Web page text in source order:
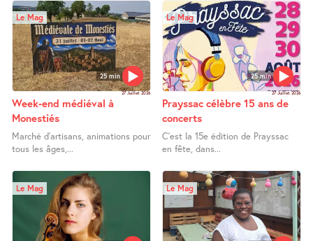
25 min
Le Mag
27 Juillet 2026
Week-end médiéval à
Monestiés
Marché d’artisans, animations pour
tous les âges,...
25 min
Le Mag
27 Juillet 2026
Prayssac célèbre 15 ans de
concerts
C’est la 15e édition de Prayssac
en fête, dans...
Le Mag Le Mag